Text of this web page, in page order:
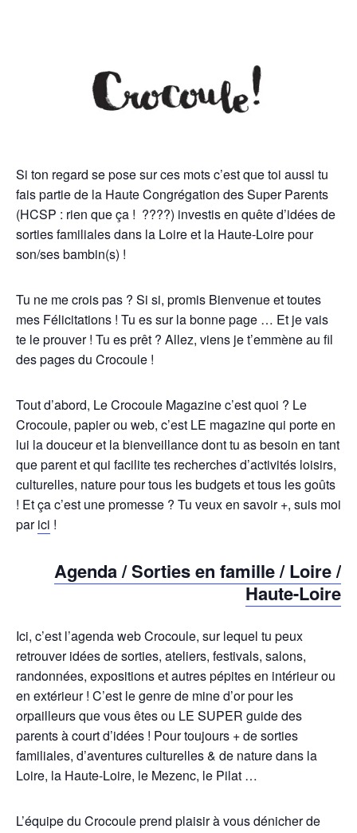
Si ton regard se pose sur ces mots c’est que toi aussi tu
fais partie de la Haute Congrégation des Super Parents
(HCSP : rien que ça ! ????) investis en quête d’idées de
sorties familiales dans la Loire et la Haute-Loire pour
son/ses bambin(s) !
Tu ne me crois pas ? Si si, promis Bienvenue et toutes
mes Félicitations ! Tu es sur la bonne page … Et je vais
te le prouver ! Tu es prêt ? Allez, viens je t’emmène au fil
des pages du Crocoule !
Tout d’abord, Le Crocoule Magazine c’est quoi ? Le
Crocoule, papier ou web, c’est LE magazine qui porte en
lui la douceur et la bienveillance dont tu as besoin en tant
que parent et qui facilite tes recherches d’activités loisirs,
culturelles, nature pour tous les budgets et tous les goûts
! Et ça c’est une promesse ? Tu veux en savoir +, suis moi
parici !
Agenda / Sorties en famille / Loire /
Haute-Loire
Ici, c’est l’agenda web Crocoule, sur lequel tu peux
retrouver idées de sorties, ateliers, festivals, salons,
randonnées, expositions et autres pépites en intérieur ou
en extérieur ! C’est le genre de mine d’or pour les
orpailleurs que vous êtes ou LE SUPER guide des
parents à court d’idées ! Pour toujours + de sorties
familiales, d’aventures culturelles & de nature dans la
Loire, la Haute-Loire, le Mezenc, le Pilat …
L’équipe du Crocoule prend plaisir à vous dénicher de